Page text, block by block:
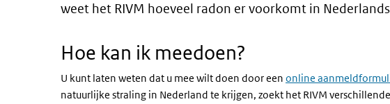
weet het RIVM hoeveel radon er voorkomt in
Hoe kan ik meedoen?
U kunt laten weten dat u mee wilt doen door een online
natuurlijke straling in Nederland te krijgen, zoekt het RIVM